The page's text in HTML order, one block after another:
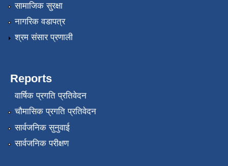
सामाजिक सुरक्षा
नागरिक वडापत्र
श्रम संसार प्रणाली
Reports
वार्षिक प्रगति प्रतिवेदन
चौमासिक प्रगति प्रतिवेदन
सार्वजनिक सुनुवाई
सार्वजनिक परीक्षण